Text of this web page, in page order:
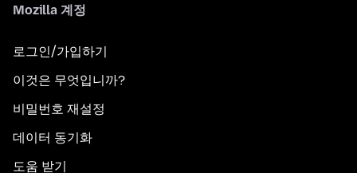
Mozilla 계정
로그인/가입하기
이것은 무엇입니까?
비밀번호 재설정
데이터 동기화
도움 받기